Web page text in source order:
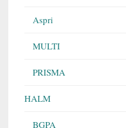
Aspri
MULTI
PRISMA
HALM
BGPA